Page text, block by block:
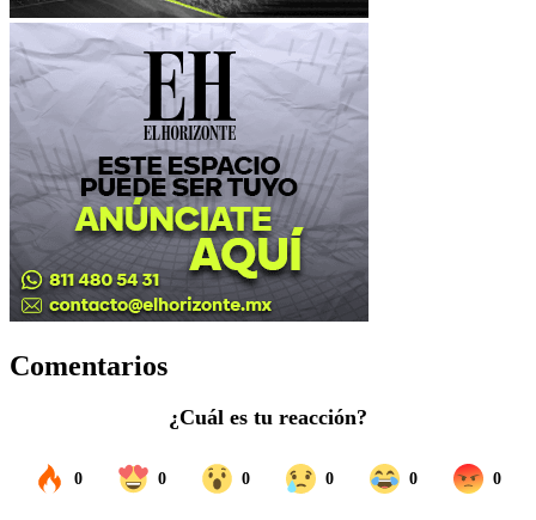
Comentarios